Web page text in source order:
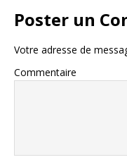
Poster un
Votre adresse de
Commentaire